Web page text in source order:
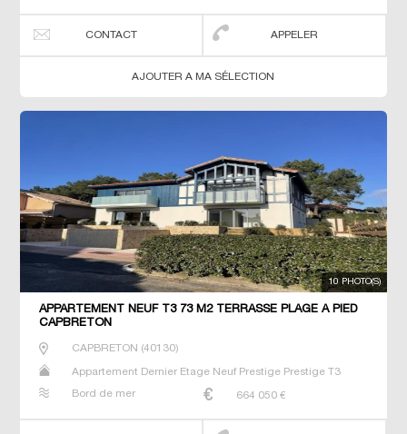
CONTACT APPELER
AJOUTER A MA SÉLECTION
10 PHOTO(S)
APPARTEMENT NEUF T3 73 M2 TERRASSE PLAGE À PIED
CAPBRETON
CAPBRETON (40130)
Appartement Dernier Etage Neuf Prestige Prestige T3
Bord de mer 664 050 €